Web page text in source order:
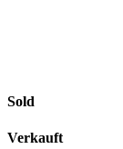
Sold
Verkauft